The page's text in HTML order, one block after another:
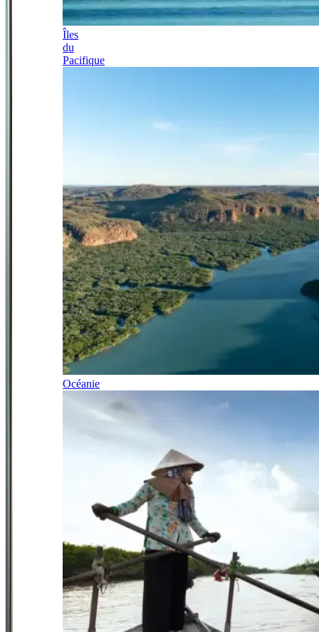
Îles
du
Pacifique
Océanie